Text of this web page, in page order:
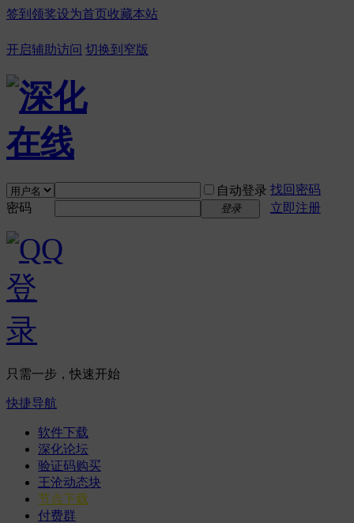
签到领奖设为首页收藏本站
开启辅助访问 切换到窄版
自动登录 找回密码
密码
登录 立即注册
只需一步，快速开始
快捷导航
软件下载
深化论坛
验证码购买
王沧动态块
节点下载
付费群